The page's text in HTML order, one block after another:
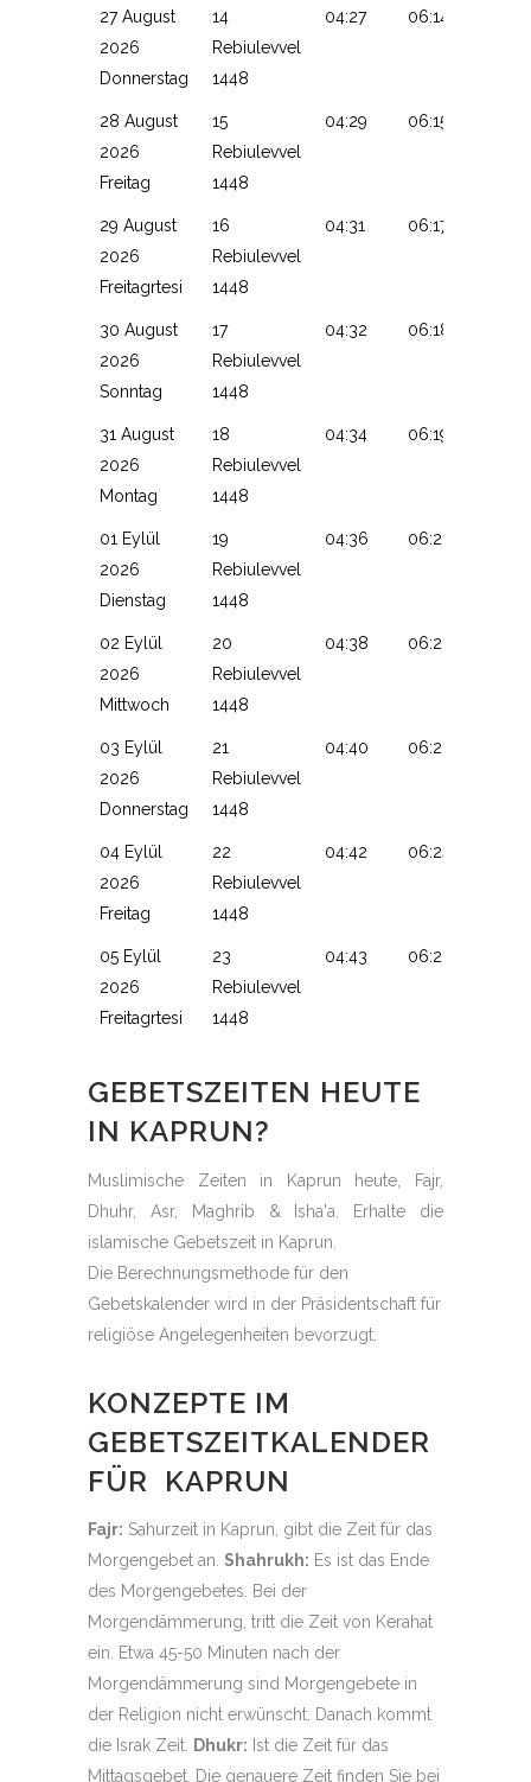
27 August
2026
Donnerstag
14
Rebiulevvel
1448
04:27 06:14
28 August
2026
Freitag
15
Rebiulevvel
1448
04:29 06:15
29 August
2026
Freitagrtesi
16
Rebiulevvel
1448
04:31 06:17
30 August
2026
Sonntag
17
Rebiulevvel
1448
04:32 06:18
31 August
2026
Montag
18
Rebiulevvel
1448
04:34 06:19
01 Eylül
2026
Dienstag
19
Rebiulevvel
1448
04:36 06:21
02 Eylül
2026
Mittwoch
20
Rebiulevvel
1448
04:38 06:22
03 Eylül
2026
Donnerstag
21
Rebiulevvel
1448
04:40 06:23
04 Eylül
2026
Freitag
22
Rebiulevvel
1448
04:42 06:24
05 Eylül
2026
Freitagrtesi
23
Rebiulevvel
1448
04:43 06:26
GEBETSZEITEN HEUTE
IN KAPRUN?
Muslimische Zeiten in Kaprun heute, Fajr,
Dhuhr, Asr, Maghrib & Isha'a. Erhalte die
islamische Gebetszeit in Kaprun.
Die Berechnungsmethode für den
Gebetskalender wird in der Präsidentschaft für
religiöse Angelegenheiten bevorzugt.
KONZEPTE IM
GEBETSZEITKALENDER
FÜR KAPRUN
Fajr: Sahurzeit in Kaprun, gibt die Zeit für das
Morgengebet an. Shahrukh: Es ist das Ende
des Morgengebetes. Bei der
Morgendämmerung, tritt die Zeit von Kerahat
ein. Etwa 45-50 Minuten nach der
Morgendämmerung sind Morgengebete in
der Religion nicht erwünscht. Danach kommt
die Israk Zeit.
Dhukr: Ist die Zeit für das
Mittagsgebet. Die genauere Zeit finden Sie bei